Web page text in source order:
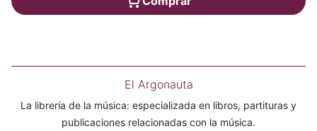
El Argonauta
La librería de la música: especializada en libros, partituras y
publicaciones relacionadas con la música.